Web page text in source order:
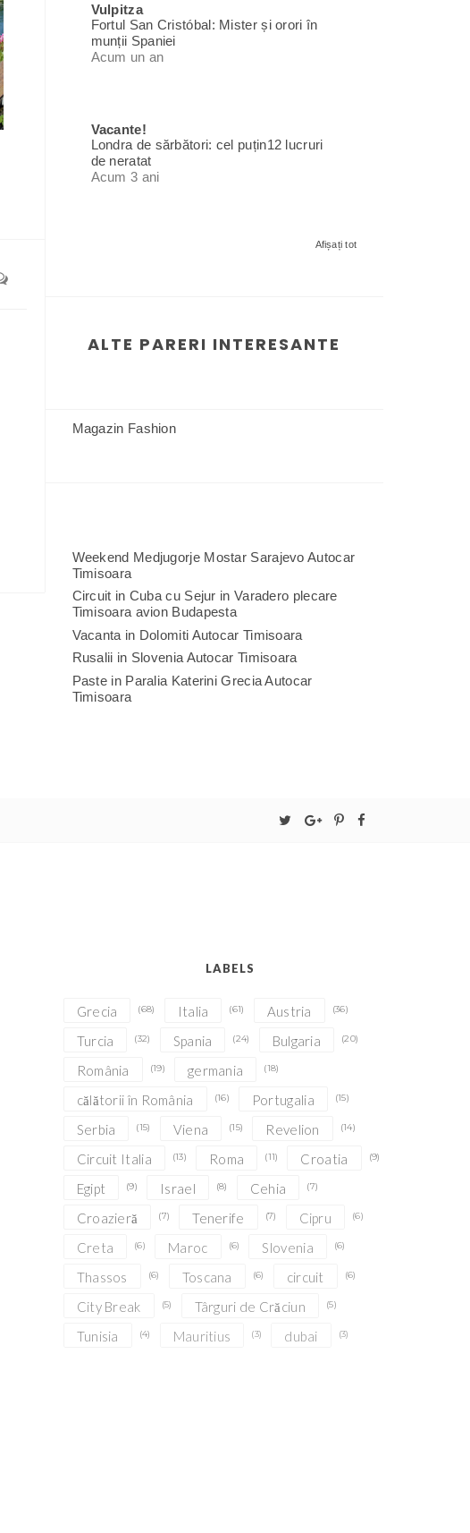
Vulpitza
Fortul San Cristóbal: Mister și orori în
munții Spaniei
Acum un an
Vacante!
Londra de sărbători: cel puțin12 lucruri
de neratat
Acum 3 ani
Afișați tot
ALTE PARERI INTERESANTE
Magazin Fashion
Weekend Medjugorje Mostar Sarajevo Autocar
Timisoara
Circuit in Cuba cu Sejur in Varadero plecare
Timisoara avion Budapesta
Vacanta in Dolomiti Autocar Timisoara
Rusalii in Slovenia Autocar Timisoara
Paste in Paralia Katerini Grecia Autocar
Timisoara
LABELS
Grecia (68) Italia (61) Austria (36)
Turcia (32) Spania (24) Bulgaria (20)
România (19) germania (18)
călătorii în România (16) Portugalia (15)
Serbia (15) Viena (15) Revelion (14)
Circuit Italia (13) Roma (11) Croatia (9)
Egipt (9) Israel (8) Cehia (7)
Croazieră (7) Tenerife (7) Cipru (6)
Creta (6) Maroc (6) Slovenia (6)
Thassos (6) Toscana (6) circuit (6)
City Break (5) Târguri de Crăciun (5)
Tunisia (4) Mauritius (3) dubai (3)